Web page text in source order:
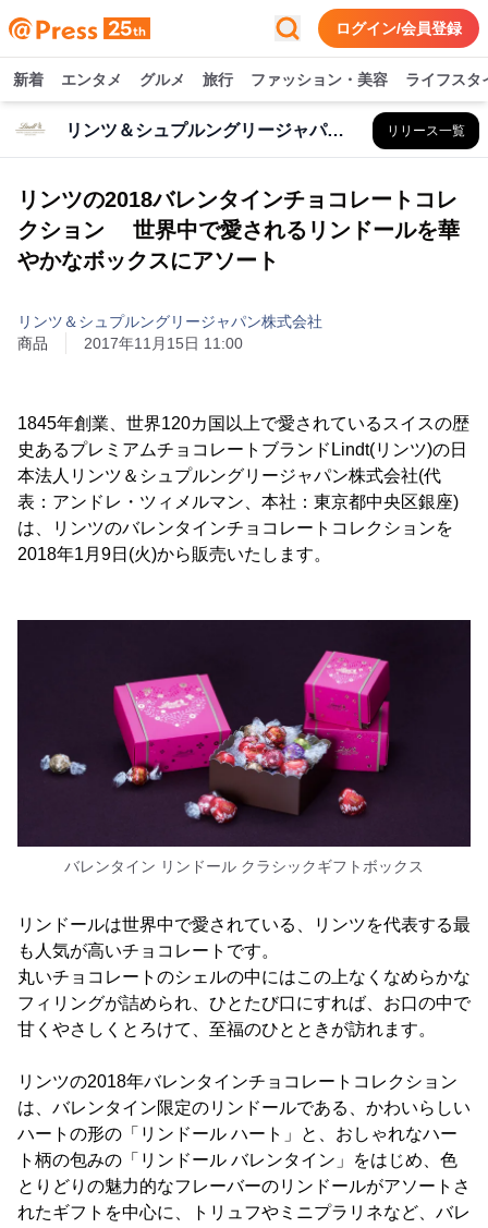
ログイン/会員登録
新着 エンタメ グルメ 旅行 ファッション・美容 ライフスタ
リンツ＆シュプルングリージャパン株式会社 リリース一覧
リンツの2018バレンタインチョコレートコレ
クション 世界中で愛されるリンドールを華
やかなボックスにアソート
リンツ＆シュプルングリージャパン株式会社
商品
2017年11月15日 11:00
1845年創業、世界120カ国以上で愛されているスイスの歴
史あるプレミアムチョコレートブランドLindt(リンツ)の日
本法人リンツ＆シュプルングリージャパン株式会社(代
表：アンドレ・ツィメルマン、本社：東京都中央区銀座)
は、リンツのバレンタインチョコレートコレクションを
2018年1月9日(火)から販売いたします。
バレンタイン リンドール クラシックギフトボックス
リンドールは世界中で愛されている、リンツを代表する最
も人気が高いチョコレートです。
丸いチョコレートのシェルの中にはこの上なくなめらかな
フィリングが詰められ、ひとたび口にすれば、お口の中で
甘くやさしくとろけて、至福のひとときが訪れます。
リンツの2018年バレンタインチョコレートコレクション
は、バレンタイン限定のリンドールである、かわいらしい
ハートの形の「リンドール ハート」と、おしゃれなハー
ト柄の包みの「リンドール バレンタイン」をはじめ、色
とりどりの魅力的なフレーバーのリンドールがアソートさ
れたギフトを中心に、トリュフやミニプラリネなど、バレ